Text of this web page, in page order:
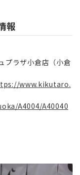
報
プラザ小倉店（小倉
www.kikutaro.
A4004/A40040